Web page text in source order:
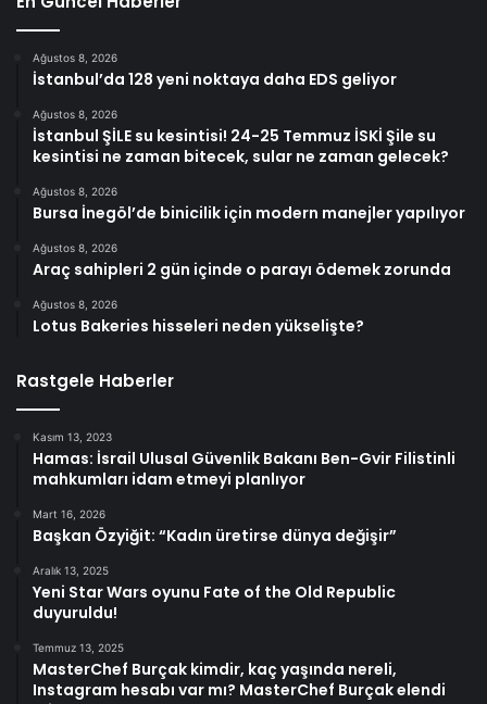
Ağustos 8, 2026
İstanbul’da 128 yeni noktaya daha EDS geliyor
Ağustos 8, 2026
İstanbul ŞİLE su kesintisi! 24-25 Temmuz İSKİ Şile su
kesintisi ne zaman bitecek, sular ne zaman gelecek?
Ağustos 8, 2026
Bursa İnegöl’de binicilik için modern manejler yapılıyor
Ağustos 8, 2026
Araç sahipleri 2 gün içinde o parayı ödemek zorunda
Ağustos 8, 2026
Lotus Bakeries hisseleri neden yükselişte?
Rastgele Haberler
Kasım 13, 2023
Hamas: İsrail Ulusal Güvenlik Bakanı Ben-Gvir Filistinli
mahkumları idam etmeyi planlıyor
Mart 16, 2026
Başkan Özyiğit: “Kadın üretirse dünya değişir”
Aralık 13, 2025
Yeni Star Wars oyunu Fate of the Old Republic
duyuruldu!
Temmuz 13, 2025
MasterChef Burçak kimdir, kaç yaşında nereli,
Instagram hesabı var mı? MasterChef Burçak elendi